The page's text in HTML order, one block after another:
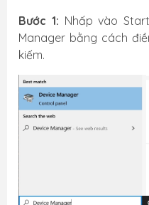
Bước 1: Nhấp vào
Manager bằng cách
kiếm.